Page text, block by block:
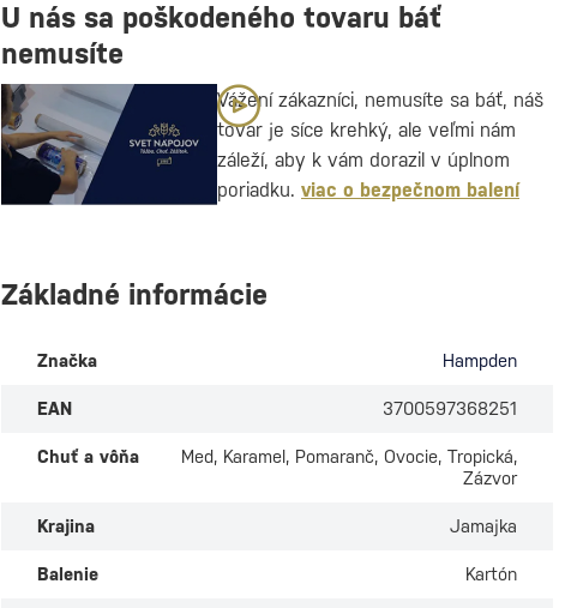
U nás sa poškodeného tovaru báť
nemusíte
Vážení zákazníci, nemusíte sa báť, náš
tovar je síce krehký, ale veľmi nám
záleží, aby k vám dorazil v úplnom
poriadku. viac o bezpečnom balení
Základné informácie
Značka Hampden
EAN 3700597368251
Chuť a vôňa
Med, Karamel, Pomaranč, Ovocie, Tropická,
Zázvor
Krajina Jamajka
Balenie Kartón